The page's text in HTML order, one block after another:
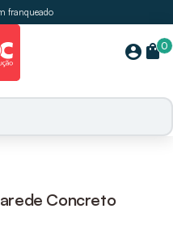
franqueado
account_circle 0
shopping_bag
Concreto